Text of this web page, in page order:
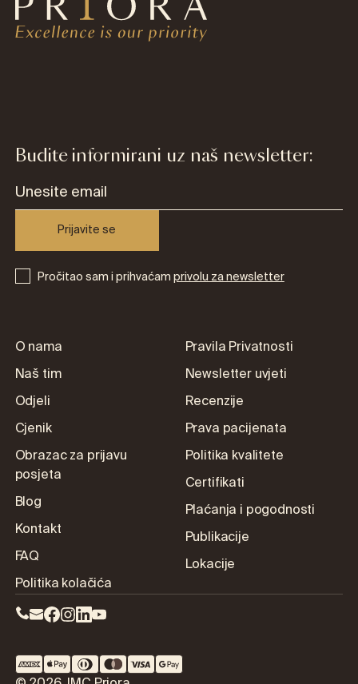
Budite informirani uz naš newsletter:
Prijavite se
Pročitao sam i prihvaćamprivolu za newsletter
O nama
Naš tim
Odjeli
Cjenik
Obrazac za prijavu
posjeta
Blog
Kontakt
FAQ
Politika kolačića
Pravila Privatnosti
Newsletter uvjeti
Recenzije
Prava pacijenata
Politika kvalitete
Certifikati
Plaćanja i pogodnosti
Publikacije
Lokacije